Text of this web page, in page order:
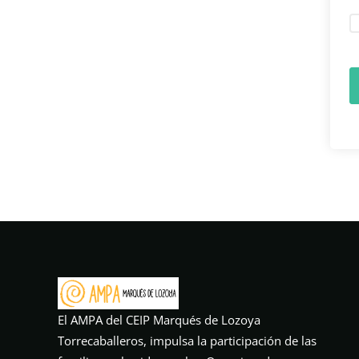
El AMPA del CEIP Marqués de Lozoya
Torrecaballeros, impulsa la participación de las